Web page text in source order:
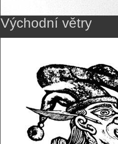
Východní větry